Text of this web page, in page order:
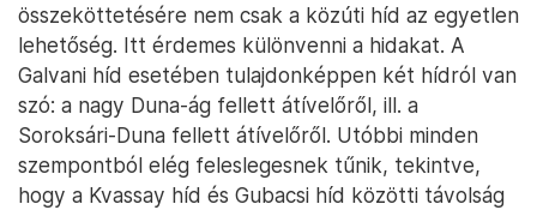
összeköttetésére nem csak a közúti híd az egyetlen
lehetőség. Itt érdemes különvenni a hidakat. A
Galvani híd esetében tulajdonképpen két hídról van
szó: a nagy Duna-ág fellett átívelőről, ill. a
Soroksári-Duna fellett átívelőről. Utóbbi minden
szempontból elég feleslegesnek tűnik, tekintve,
hogy a Kvassay híd és Gubacsi híd közötti távolság